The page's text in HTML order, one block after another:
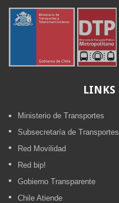
LINKS
Ministerio de Transportes
Subsecretaría de Transportes
Red Movilidad
Red bip!
Gobierno Transparente
Chile Atiende